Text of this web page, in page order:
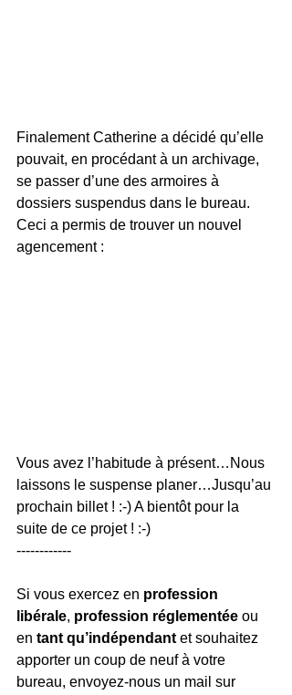
Finalement Catherine a décidé qu’elle
pouvait, en procédant à un archivage,
se passer d’une des armoires à
dossiers suspendus dans le bureau.
Ceci a permis de trouver un nouvel
agencement :
Vous avez l’habitude à présent…Nous
laissons le suspense planer…Jusqu’au
prochain billet ! :-) A bientôt pour la
suite de ce projet ! :-)
------------
Si vous exercez en profession
libérale, profession réglementée ou
en tant qu’indépendant et souhaitez
apporter un coup de neuf à votre
bureau, envoyez-nous un mail sur